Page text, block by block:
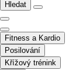
Hledat
Fitness a Kardio
Posilování
Křížový trénink